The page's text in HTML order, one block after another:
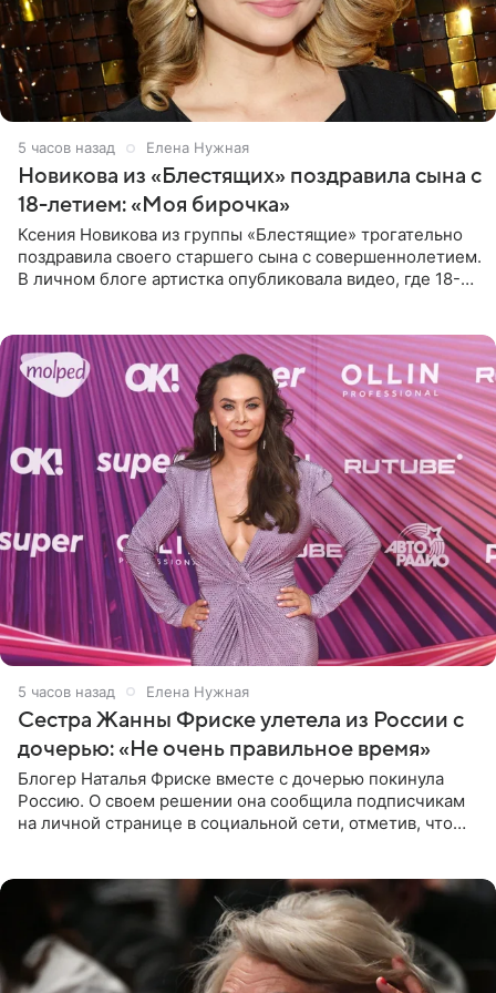
5 часов назад Елена Нужная
Новикова из «Блестящих» поздравила сына с
18-летием: «Моя бирочка»
Ксения Новикова из группы «Блестящие» трогательно
поздравила своего старшего сына с совершеннолетием.
В личном блоге артистка опубликовала видео, где 18-
5 часов назад Елена Нужная
Сестра Жанны Фриске улетела из России с
дочерью: «Не очень правильное время»
Блогер Наталья Фриске вместе с дочерью покинула
Россию. О своем решении она сообщила подписчикам
на личной странице в социальной сети, отметив, что